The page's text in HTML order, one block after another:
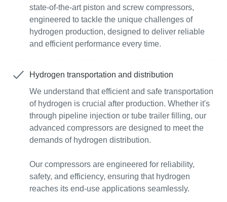
state-of-the-art piston and screw compressors,
engineered to tackle the unique challenges of
hydrogen production, designed to deliver reliable
and efficient performance every time.
Hydrogen transportation and distribution
We understand that efficient and safe transportation
of hydrogen is crucial after production. Whether it's
through pipeline injection or tube trailer filling, our
advanced compressors are designed to meet the
demands of hydrogen distribution.
Our compressors are engineered for reliability,
safety, and efficiency, ensuring that hydrogen
reaches its end-use applications seamlessly.